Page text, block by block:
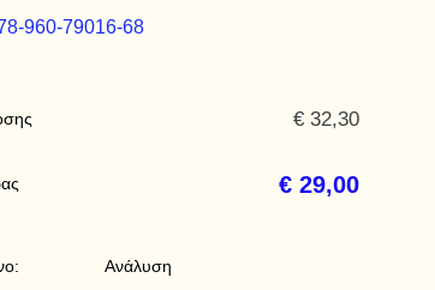
960-79016-68
€ 32,30
€ 29,00
Ανάλυση